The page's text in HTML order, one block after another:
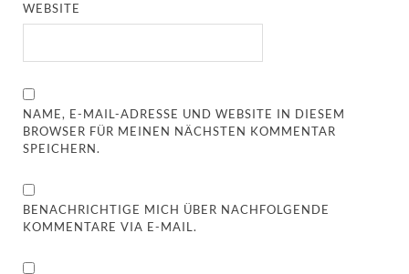
WEBSITE
NAME, E-MAIL-ADRESSE UND WEBSITE IN DIESEM
BROWSER FÜR MEINEN NÄCHSTEN KOMMENTAR
SPEICHERN.
BENACHRICHTIGE MICH ÜBER NACHFOLGENDE
KOMMENTARE VIA E-MAIL.